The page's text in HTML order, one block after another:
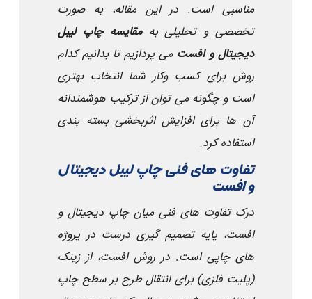
مناسبی است. در این مقاله، به صورت
تخصصی و تحلیلی بهمقایسه چاپ لیبل
دیجیتال و افست می پردازیم تا بدانیم کدام
روش برای کسب وکار شما انتخاب بهتری
است و چگونه می توان از ترکیب هوشمندانه
آن ها برای افزایش اثربخشی بسته بندی
استفاده کرد.
تفاوت های فنی چاپ لیبل دیجیتال
و افست
درک تفاوت های فنی میان چاپ دیجیتال و
افست، پایه تصمیم گیری درست در پروژه
های چاپی است. در روش افست، از زینک
(پلیت فلزی) برای انتقال طرح بر سطح چاپ